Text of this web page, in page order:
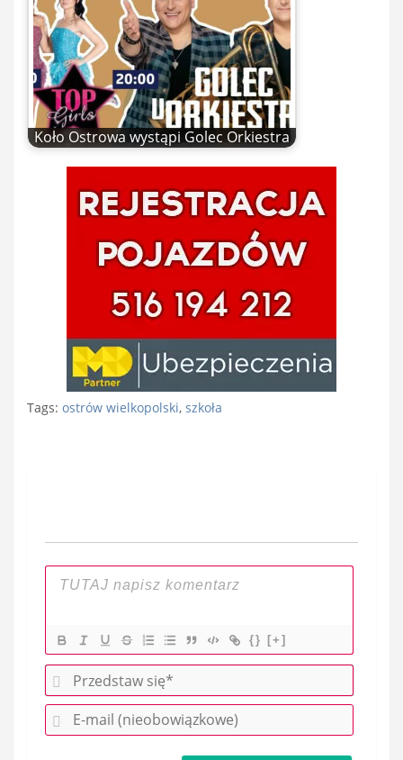
Koło Ostrowa wystąpi Golec Orkiestra
Tags: ostrów wielkopolski, szkoła
{} [+]
P
r
e
E
-